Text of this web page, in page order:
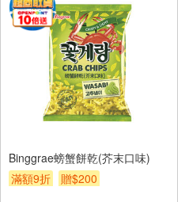
Binggrae螃蟹餅乾(芥末口味)
滿額9折
贈$200